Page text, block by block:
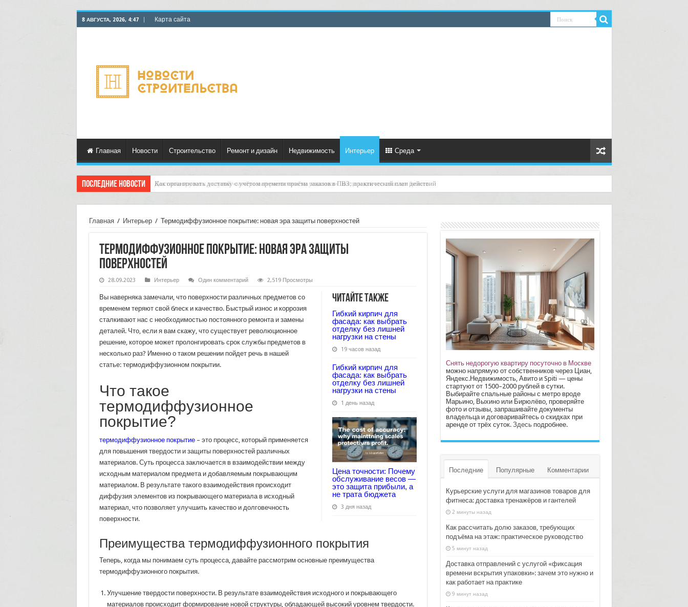
8 АВГУСТА, 2026, 4:47 Карта сайта
Главная Новости Строительство Ремонт и дизайн Недвижимость Интерьер Среда
Последние новости Доставка грузов с услугой «контроль герметичности упаковки»: когда и как это спасает бизнес
Главная / Интерьер / Термодиффузионное покрытие: новая эра защиты поверхностей
Термодиффузионное покрытие: новая эра защиты
поверхностей
28.09.2023 Интерьер Один комментарий 2,519 Просмотры
Читайте также
Гибкий кирпич для
фасада: как выбрать
отделку без лишней
нагрузки на стены
19 часов назад
Гибкий кирпич для
фасада: как выбрать
отделку без лишней
нагрузки на стены
1 день назад
Цена точности: Почему
обслуживание весов —
это защита прибыли, а
не трата бюджета
3 дня назад
Вы наверняка замечали, что поверхности различных предметов со
временем теряют свой блеск и качество. Быстрый износ и коррозия
сталкивают нас с необходимостью постоянного ремонта и замены
деталей. Что, если я вам скажу, что существует революционное
решение, которое может пролонгировать срок службы предметов в
несколько раз? Именно о таком решении пойдет речь в нашей
статье: термодиффузионном покрытии.
Что такое
термодиффузионное
покрытие?
термодиффузионное покрытие– это процесс, который применяется
для повышения твердости и защиты поверхностей различных
материалов. Суть процесса заключается в взаимодействии между
исходным материалом предмета и добавляемым покрывающим
материалом. В результате такого взаимодействия происходит
диффузия элементов из покрывающего материала в исходный
материал, что позволяет улучшить качество и долговечность
поверхности.
Преимущества термодиффузионного покрытия
Теперь, когда мы понимаем суть процесса, давайте рассмотрим основные преимущества
термодиффузионного покрытия.
Улучшение твердости поверхности. В результате взаимодействия исходного и покрывающего
материалов происходит формирование новой структуры, обладающей высокий уровнем твердости.
Снять недорогую квартиру посуточно в Москве
можно напрямую от собственников через Циан,
Яндекс.Недвижимость, Авито и Spiti — цены
стартуют от 1500–2000 рублей в сутки.
Выбирайте спальные районы с метро вроде
Марьино, Выхино или Бирюлёво, проверяйте
фото и отзывы, запрашивайте документы
владельца и договаривайтесь о скидках при
аренде от трёх суток. Здесьподробнее.
Последние Популярные Комментарии
Курьерские услуги для магазинов товаров для
фитнеса: доставка тренажёров и гантелей
2 минуты назад
Как рассчитать долю заказов, требующих
подъёма на этаж: практическое руководство
5 минут назад
Доставка отправлений с услугой «фиксация
времени вскрытия упаковки»: зачем это нужно и
как работает на практике
9 минут назад